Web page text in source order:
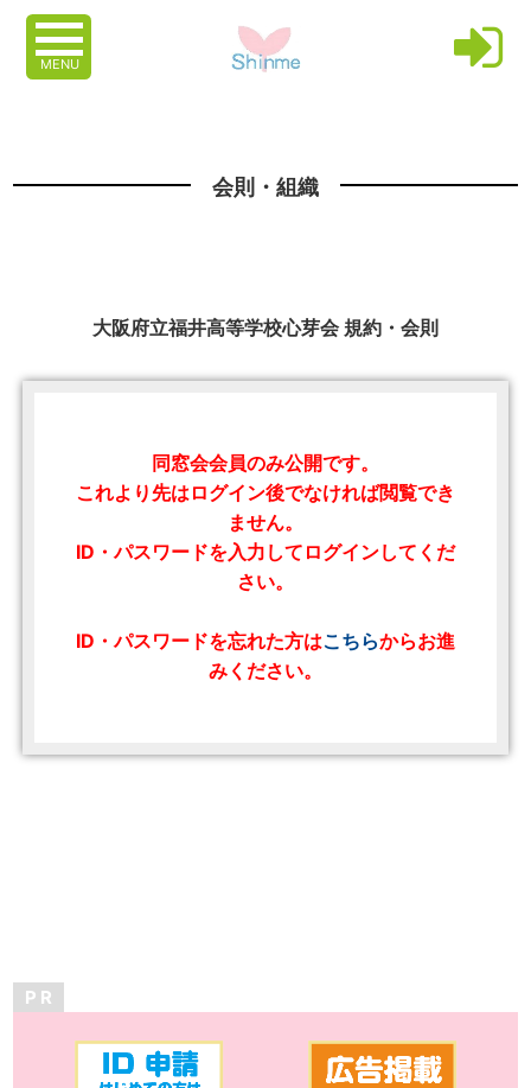
MENU
会則・組織
大阪府立福井高等学校心芽会 規約・会則
同窓会会員のみ公開です。
これより先はログイン後でなければ閲覧でき
ません。
ID・パスワードを入力してログインしてくだ
さい。
ID・パスワードを忘れた方はこちらからお進
みください。
P R